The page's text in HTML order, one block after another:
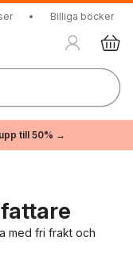
• Billiga böcker
till 50% →
med fri frakt och